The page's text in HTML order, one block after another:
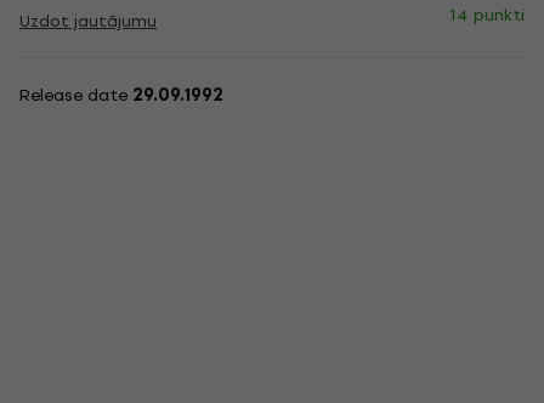
Uzdot jautājumu 14 punkti
Release date 29.09.1992